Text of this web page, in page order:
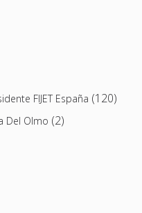
FIJET España (120)
Del Olmo (2)